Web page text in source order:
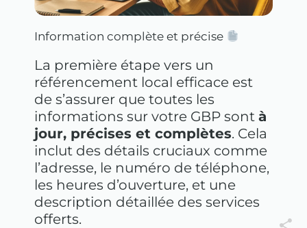
Information complète et précise
La première étape vers un
référencement local efficace est
de s’assurer que toutes les
informations sur votre GBP sont à
jour, précises et complètes. Cela
inclut des détails cruciaux comme
l’adresse, le numéro de téléphone,
les heures d’ouverture, et une
description détaillée des services
offerts.